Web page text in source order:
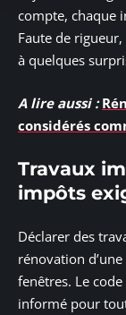
compte, chaque
Faute de
à quelques
A lire aussi :
considérés
Travaux
impôts
Déclarer des
rénovation
fenêtres. Le
informé pour